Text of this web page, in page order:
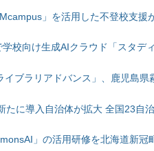
」を活用した不登校支援
校向け生成AIクラウド「スタデ
ブラリアドバンス」、鹿児島県
たに導入自治体が拡大 全国23自
」の活用研修を北海道新冠